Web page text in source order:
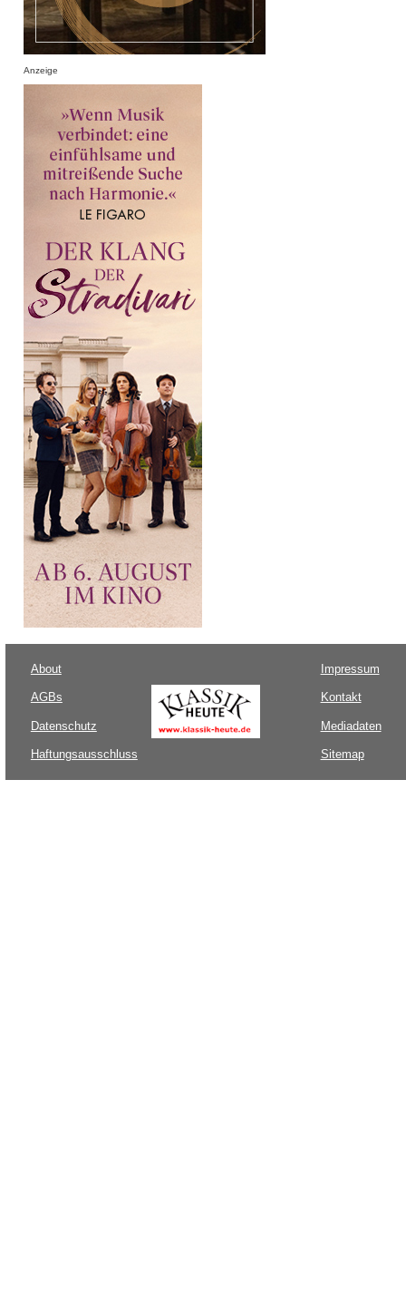
Anzeige
About
AGBs
Datenschutz
Haftungsausschluss
Impressum
Kontakt
Mediadaten
Sitemap